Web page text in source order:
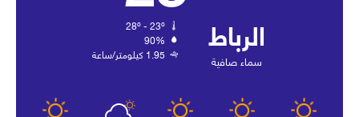
الرباط
سماء صافية
90%
1.95 كيلومتر/ساعة